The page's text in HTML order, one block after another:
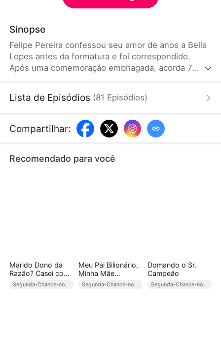
Sinopse
Felipe Pereira confessou seu amor de anos a Bella
Lopes antes da formatura e foi correspondido.
Após uma comemoração embriagada, acorda 7
esposa de coração esfriado e a filha muda por
amante, reacender o amor e fazer a filha falar
novamente.
Lista de Episódios (81 Episódios)
Compartilhar:
Recomendado para você
Marido Dono da
Razão? Casei com
Meu
Superprotetor!
Segunda-Chance-no-Amor
Meu Pai Bilionário,
Minha Mãe
Presidiária
Segunda-Chance-no-Amor
Domando o Sr.
Campeão
Segunda-Chance-no-Amor